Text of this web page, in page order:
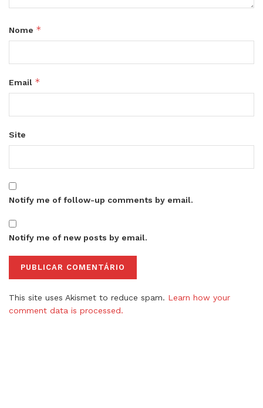
Nome *
Email *
Site
Notify me of follow-up comments by email.
Notify me of new posts by email.
This site uses Akismet to reduce spam. Learn how your
comment data is processed.